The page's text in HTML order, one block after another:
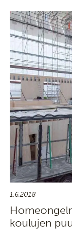
1.6.2018
koulujen